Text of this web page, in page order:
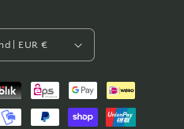
Deutschland | EUR €